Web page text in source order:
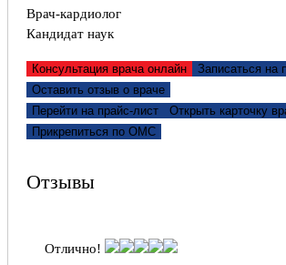
Врач-кардиолог
Кандидат наук
Консультация врача онлайн
Записаться на
Оставить отзыв о враче
Перейти на прайс-лист
Открыть карточку
Прикрепиться по ОМС
Отзывы
Отлично!